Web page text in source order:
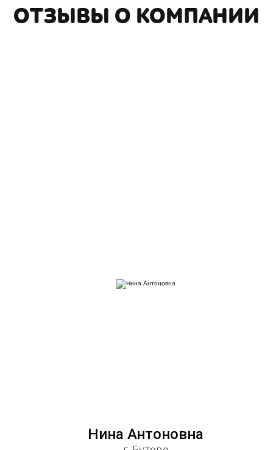
ОТЗЫВЫ О КОМПАНИИ
Нина Антоновна